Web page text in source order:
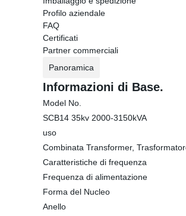
Profilo aziendale
FAQ
Certificati
Partner commerciali
Panoramica
Informazioni di Base.
Model No.
SCB14 35kv 2000-3150kVA
uso
Combinata Transformer,
Caratteristiche di frequenza
Frequenza di alimentazione
Forma del Nucleo
Anello